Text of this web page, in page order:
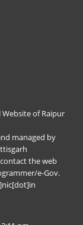
of Raipur
managed by
the web
e-Gov.